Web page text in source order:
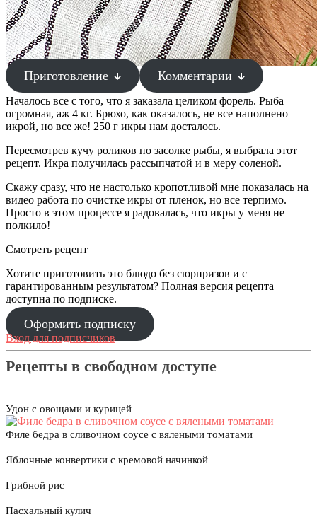
Приготовление Комментарии
Началось все с того, что я заказала целиком форель. Рыба
огромная, аж 4 кг. Брюхо, как оказалось, не все наполнено
икрой, но все же! 250 г икры нам досталось.
Пересмотрев кучу роликов по засолке рыбы, я выбрала этот
рецепт. Икра получилась рассыпчатой и в меру соленой.
Скажу сразу, что не настолько кропотливой мне показалась на
видео работа по очистке икры от пленок, но все терпимо.
Просто в этом процессе я радовалась, что икры у меня не
полкило!
Смотреть рецепт
Хотите приготовить это блюдо без сюрпризов и с
гарантированным результатом? Полная версия рецепта
доступна по подписке.
Оформить подписку
Вход для подписчиков
Рецепты в свободном доступе
Удон с овощами и курицей
Филе бедра в сливочном соусе с вялеными томатами
Яблочные конвертики с кремовой начинкой
Грибной рис
Пасхальный кулич